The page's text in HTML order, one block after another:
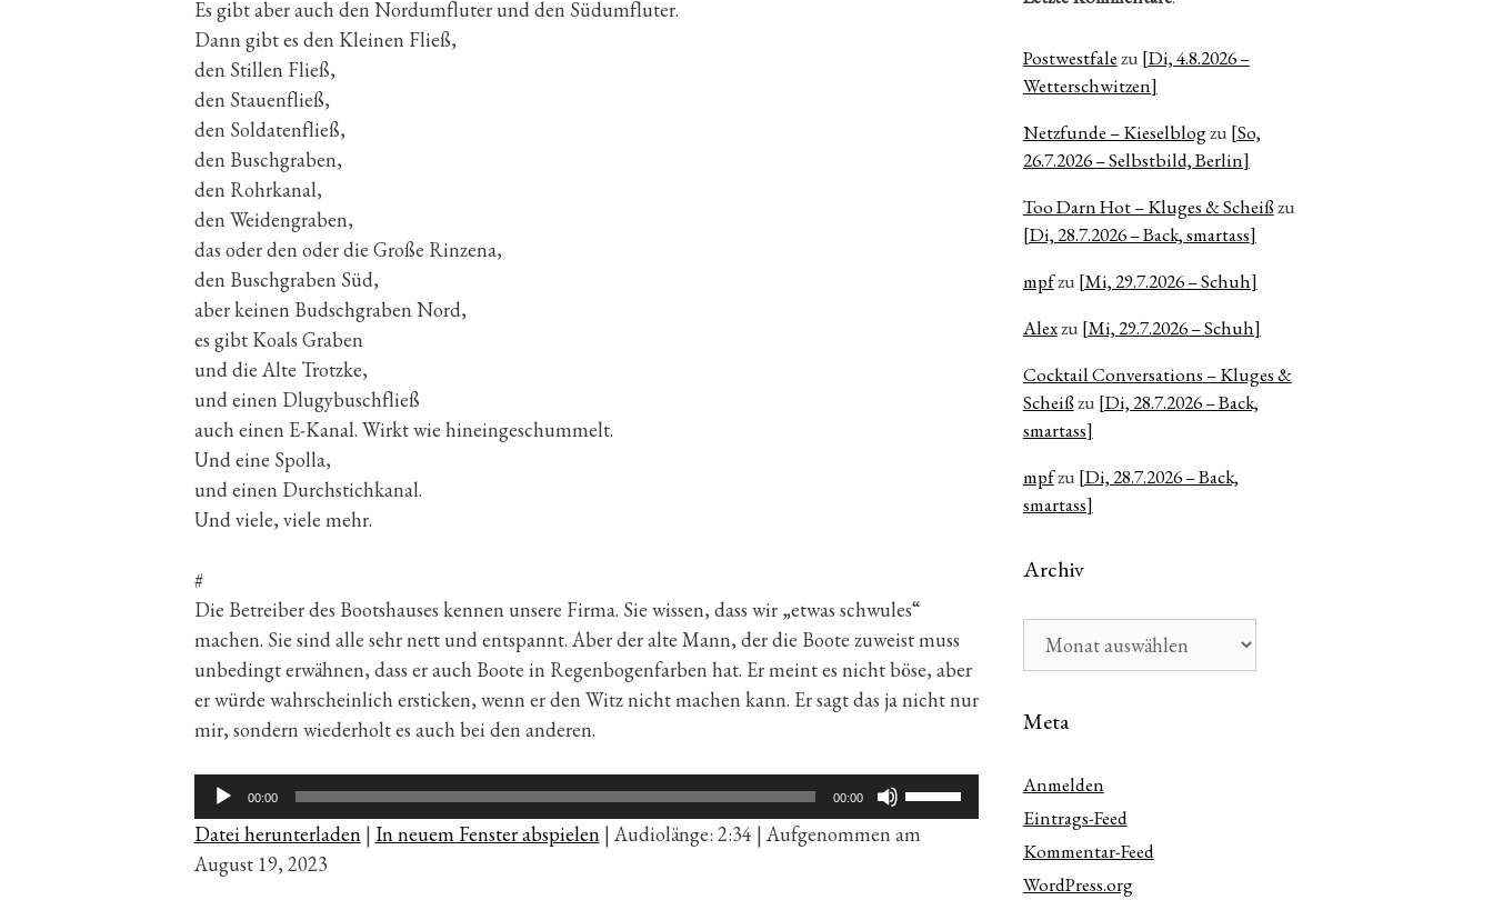
Es gibt aber auch den Nordumfluter und den Südumfluter.
Dann gibt es den Kleinen Fließ,
den Stillen Fließ,
den Stauenfließ,
den Soldatenfließ,
den Buschgraben,
den Rohrkanal,
den Weidengraben,
das oder den oder die Große Rinzena,
den Buschgraben Süd,
aber keinen Budschgraben Nord,
es gibt Koals Graben
und die Alte Trotzke,
und einen Dlugybuschfließ
auch einen E-Kanal. Wirkt wie hineingeschummelt.
Und eine Spolla,
und einen Durchstichkanal.
Und viele, viele mehr.
#
Die Betreiber des Bootshauses kennen unsere Firma. Sie wissen, dass wir „etwas schwules“
machen. Sie sind alle sehr nett und entspannt. Aber der alte Mann, der die Boote zuweist muss
unbedingt erwähnen, dass er auch Boote in Regenbogenfarben hat. Er meint es nicht böse, aber
er würde wahrscheinlich ersticken, wenn er den Witz nicht machen kann. Er sagt das ja nicht nur
mir, sondern wiederholt es auch bei den anderen.
Audio-
Player
00:00 00:00
Pfeiltasten
Hoch/Runter
benutzen,
Datei herunterladen| In neuem Fenster abspielen| Audiolänge: 2:34 | Aufgenommen am
August 19, 2023
Postwestfalezu [Di, 4.8.2026 –
Wetterschwitzen]
Netzfunde – Kieselblogzu [So,
26.7.2026 – Selbstbild, Berlin]
Too Darn Hot – Kluges & Scheißzu
[Di, 28.7.2026 – Back, smartass]
mpfzu [Mi, 29.7.2026 – Schuh]
Alexzu [Mi, 29.7.2026 – Schuh]
Cocktail Conversations – Kluges &
Scheißzu [Di, 28.7.2026 – Back,
smartass]
mpfzu [Di, 28.7.2026 – Back,
smartass]
Archiv
Meta
Anmelden
Eintrags-Feed
Kommentar-Feed
WordPress.org